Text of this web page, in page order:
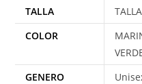
TALLA
COLOR
GENERO